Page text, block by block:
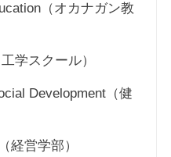
（オカナガン教
学スクール）
Development（健
経営学部）